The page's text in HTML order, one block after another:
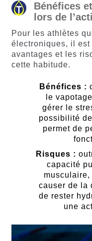
Bénéfices
lors de
Pour les athlètes
électroniques, il
avantages et les
cette habitude.
Bénéfices :
le
gérer le
possibilité
permet de
Risques :
capacité
causer de la
de rester
une